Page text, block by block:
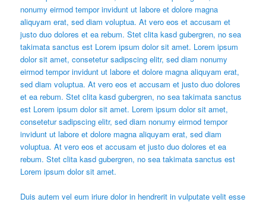
nonumy eirmod tempor invidunt ut labore et dolore magna
aliquyam erat, sed diam voluptua. At vero eos et accusam et
justo duo dolores et ea rebum. Stet clita kasd gubergren, no sea
takimata sanctus est Lorem ipsum dolor sit amet. Lorem ipsum
dolor sit amet, consetetur sadipscing elitr, sed diam nonumy
eirmod tempor invidunt ut labore et dolore magna aliquyam erat,
sed diam voluptua. At vero eos et accusam et justo duo dolores
et ea rebum. Stet clita kasd gubergren, no sea takimata sanctus
est Lorem ipsum dolor sit amet. Lorem ipsum dolor sit amet,
consetetur sadipscing elitr, sed diam nonumy eirmod tempor
invidunt ut labore et dolore magna aliquyam erat, sed diam
voluptua. At vero eos et accusam et justo duo dolores et ea
rebum. Stet clita kasd gubergren, no sea takimata sanctus est
Lorem ipsum dolor sit amet.
Duis autem vel eum iriure dolor in hendrerit in vulputate velit esse